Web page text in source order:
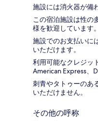
施設には消火器が備
この宿泊施設は性の
様を歓迎しています。
施設でのお支払いに
いただけます。
利用可能なクレジッ
American Express、
刺青やタトゥーのあ
いただけません。
その他の呼称